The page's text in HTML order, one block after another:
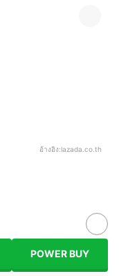
อ้างอิง:lazada.co.th
POWER BUY